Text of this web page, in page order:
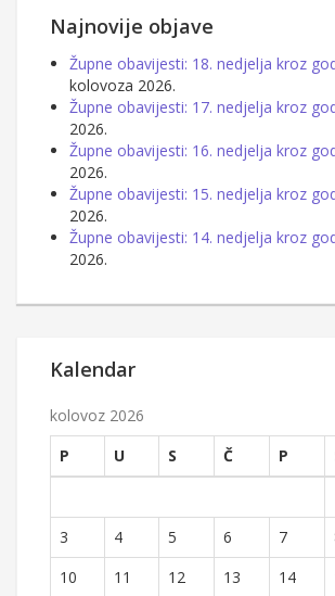
Najnovije objave
Župne obavijesti: 18. nedjelja kroz
kolovoza 2026.
Župne obavijesti: 17. nedjelja kroz
2026.
Župne obavijesti: 16. nedjelja kroz
2026.
Župne obavijesti: 15. nedjelja kroz
2026.
Župne obavijesti: 14. nedjelja kroz
2026.
Kalendar
kolovoz 2026
P
U S Č P
3
4 5 6 7
10
11 12 13 14